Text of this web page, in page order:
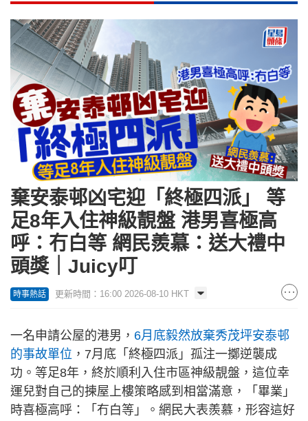
棄安泰邨凶宅迎「終極四派」 等
足8年入住神級靚盤 港男喜極高
呼：冇白等 網民羨慕：送大禮中
頭獎｜Juicy叮
時事熱話 更新時間：16:00 2026-08-10 HKT
一名申請公屋的港男， 6月底毅然放棄秀茂坪安泰邨
的事故單位 ，7月底「終極四派」孤注一擲逆襲成
功。等足8年，終於順利入住市區神級靚盤，這位幸
運兒對自己的揀屋上樓策略感到相當滿意，「畢業」
時喜極高呼：「冇白等」。網民大表羨慕，形容這好